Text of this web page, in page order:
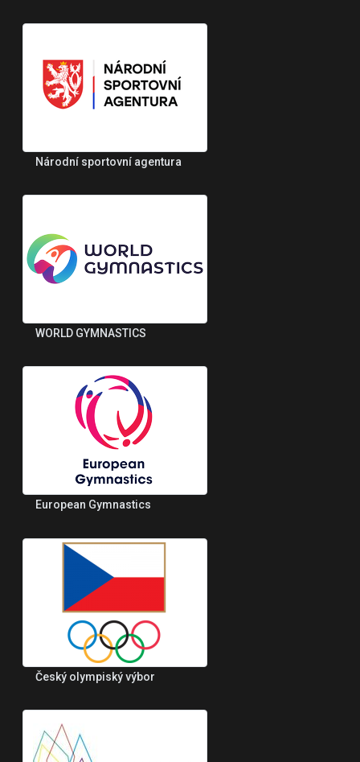
Národní sportovní agentura
WORLD GYMNASTICS
European Gymnastics
Český olympiský výbor